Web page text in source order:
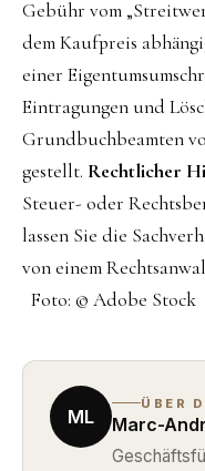
Gebühr vom
dem Kaufpreis
einer
Eintragungen und
Grundbuchbeamten
gestellt. Rechtlicher
Steuer- oder
lassen Sie die
von einem
Foto: © Adobe Stock
ML
ÜBER
Marc-